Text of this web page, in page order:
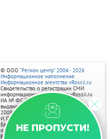
НЕ ПРОПУСТИ!
© ООО "Регион центр" 2004 - 2026
Информационное наполнение:
Информационное агентство vRossii.ru
Свидетельство о регистрации СМИ
информационного агентства vRossii.ru
ИА № ФС 77‑35502
выдано РОСКОМНАДЗОРом 04 марта
2009г.
И. О. Главного редактора Нарыков А. Н.
Баннеры на портале размещаются на
правах рекламы.
Реклама на портале: